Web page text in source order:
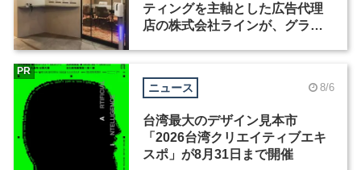
ティングを主軸とした広告代理
店の株式会社ラインが、グラフ
ニュース 8/6
台湾最大のデザイン見本市
「2026台湾クリエイティブエキ
スポ」が8月31日まで開催
PR